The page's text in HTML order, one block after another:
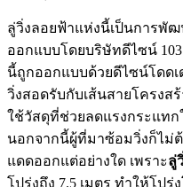
ลู่วิ่งลอยฟ้าแห่งนี้เป็นการพั
ออกแบบโดยบริษัทดีไซน์
นี้ถูกออกแบบด้วยดีไซน์โดด
วิ่งสอดรับกับเส้นสายโครงส
ใช้วัสดุที่ช่วยลดแรงกระแทก
นอกจากนี้ผู้ที่มาซ้อมวิ่งก็ไม่
แดดออกแต่อย่างใด เพราะลู่
โปร่งถึง 7.5 เมตร ทำให้โป